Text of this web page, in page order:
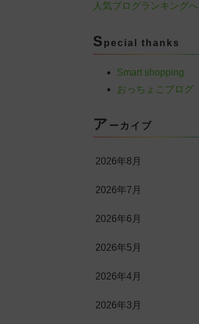
人気ブログランキングへ
S pecial thanks
Smart shopping
おっちょこブログ
ア ーカイブ
2026年8月
2026年7月
2026年6月
2026年5月
2026年4月
2026年3月